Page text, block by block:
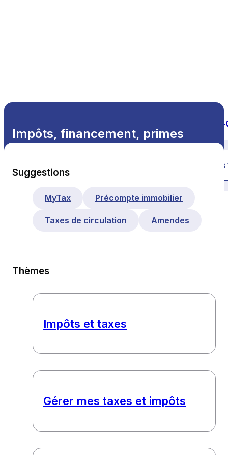
Tous les thèmes
Impôts, financement, primes
Suggestions
MyTax Précompte immobilier
Taxes de circulation Amendes
Thèmes
Impôts et taxes
Gérer mes taxes et impôts